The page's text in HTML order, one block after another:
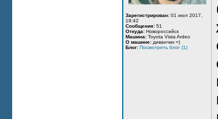
Зарегистрирован: 01 июл 2017,
19:42
Сообщения: 51
Откуда: Новороссийск
Машина: Toyota Vista Ardeo
О машине: диванчик =)
Блог: Посмотреть блог (1)